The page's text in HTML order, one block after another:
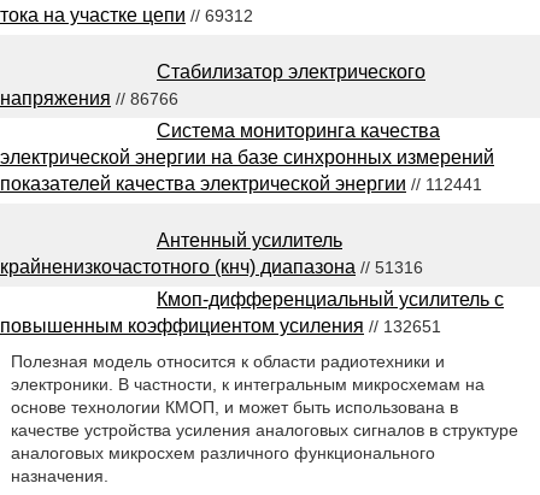
тока на участке цепи // 69312
Стабилизатор электрического
напряжения // 86766
Система мониторинга качества
электрической энергии на базе синхронных измерений
показателей качества электрической энергии // 112441
Антенный усилитель
крайненизкочастотного (кнч) диапазона // 51316
Кмоп-дифференциальный усилитель с
повышенным коэффициентом усиления // 132651
Полезная модель относится к области радиотехники и
электроники. В частности, к интегральным микросхемам на
основе технологии КМОП, и может быть использована в
качестве устройства усиления аналоговых сигналов в структуре
аналоговых микросхем различного функционального
назначения.